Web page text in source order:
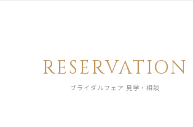
RESERVATION
ブライダルフェア 見学・相談